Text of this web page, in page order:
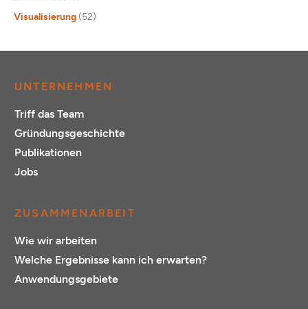
Visualisierung (52)
UNTERNEHMEN
Triff das Team
Gründungsgeschichte
Publikationen
Jobs
ZUSAMMENARBEIT
Wie wir arbeiten
Welche Ergebnisse kann ich erwarten?
Anwendungsgebiete